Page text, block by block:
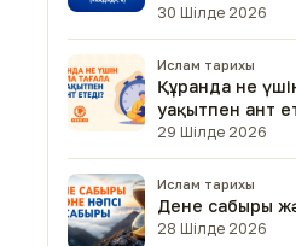
30 Шілде 2026
Ислам тарихы
Құранда не
уақытпен ант
29 Шілде 2026
Ислам тарихы
Дене сабыры
28 Шілде 2026